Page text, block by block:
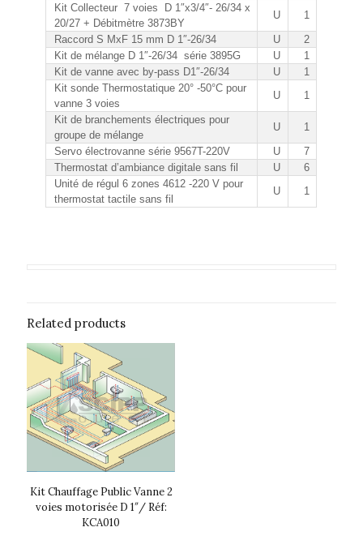
Kit Collecteur 7 voies D 1″x3/4″- 26/34 x
20/27 + Débitmètre 3873BY
U
1
Raccord S MxF 15 mm D 1″-26/34
U
2
Kit de mélange D 1″-26/34 série 3895G
U
1
Kit de vanne avec by-pass D1″-26/34
U
1
Kit sonde Thermostatique 20° -50°C pour
vanne 3 voies
U
1
Kit de branchements électriques pour
groupe de mélange
U
1
Servo électrovanne série 9567T-220V
U
7
Thermostat d’ambiance digitale sans fil
U
6
Unité de régul 6 zones 4612 -220 V pour
thermostat tactile sans fil
U 1
Related products
Kit Chauffage Public Vanne 2
voies motorisée D 1″/ Réf:
KCA010